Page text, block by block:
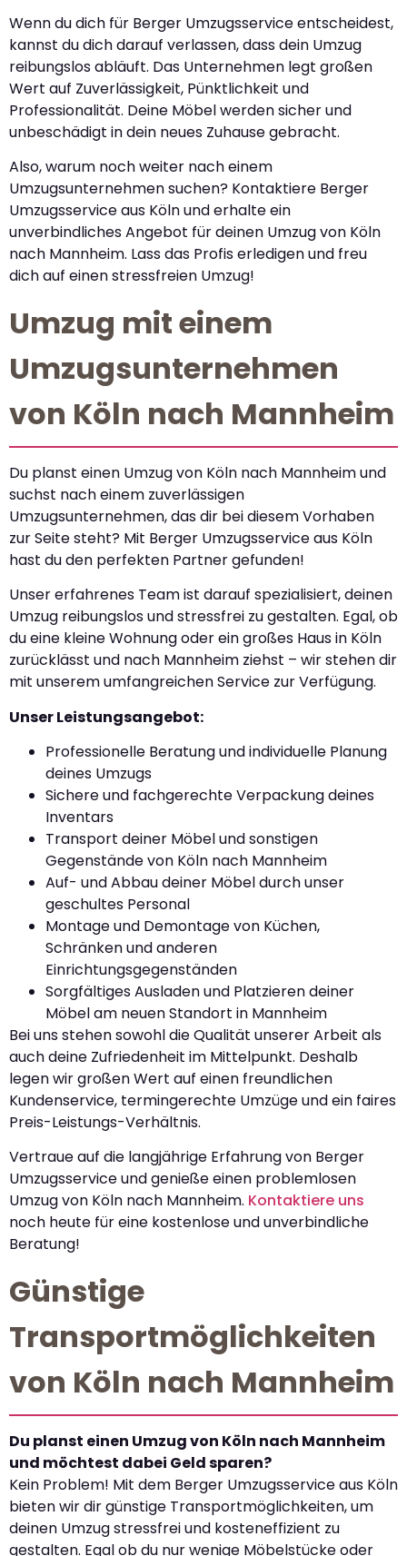
Wenn du dich für Berger Umzugsservice entscheidest,
kannst du dich darauf verlassen, dass dein Umzug
reibungslos abläuft. Das Unternehmen legt großen
Wert auf Zuverlässigkeit, Pünktlichkeit und
Professionalität. Deine Möbel werden sicher und
unbeschädigt in dein neues Zuhause gebracht.
Also, warum noch weiter nach einem
Umzugsunternehmen suchen? Kontaktiere Berger
Umzugsservice aus Köln und erhalte ein
unverbindliches Angebot für deinen Umzug von Köln
nach Mannheim. Lass das Profis erledigen und freu
dich auf einen stressfreien Umzug!
Umzug mit einem
Umzugsunternehmen
von Köln nach Mannheim
Du planst einen Umzug von Köln nach Mannheim und
suchst nach einem zuverlässigen
Umzugsunternehmen, das dir bei diesem Vorhaben
zur Seite steht? Mit Berger Umzugsservice aus Köln
hast du den perfekten Partner gefunden!
Unser erfahrenes Team ist darauf spezialisiert, deinen
Umzug reibungslos und stressfrei zu gestalten. Egal, ob
du eine kleine Wohnung oder ein großes Haus in Köln
zurücklässt und nach Mannheim ziehst – wir stehen dir
mit unserem umfangreichen Service zur Verfügung.
Unser Leistungsangebot:
Professionelle Beratung und individuelle Planung
deines Umzugs
Sichere und fachgerechte Verpackung deines
Inventars
Transport deiner Möbel und sonstigen
Gegenstände von Köln nach Mannheim
Auf- und Abbau deiner Möbel durch unser
geschultes Personal
Montage und Demontage von Küchen,
Schränken und anderen
Einrichtungsgegenständen
Sorgfältiges Ausladen und Platzieren deiner
Möbel am neuen Standort in Mannheim
Bei uns stehen sowohl die Qualität unserer Arbeit als
auch deine Zufriedenheit im Mittelpunkt. Deshalb
legen wir großen Wert auf einen freundlichen
Kundenservice, termingerechte Umzüge und ein faires
Preis-Leistungs-Verhältnis.
Vertraue auf die langjährige Erfahrung von Berger
Umzugsservice und genieße einen problemlosen
Umzug von Köln nach Mannheim. Kontaktiere uns
noch heute für eine kostenlose und unverbindliche
Beratung!
Günstige
Transportmöglichkeiten
von Köln nach Mannheim
Du planst einen Umzug von Köln nach Mannheim
und möchtest dabei Geld sparen?
Kein Problem! Mit dem Berger Umzugsservice aus Köln
bieten wir dir günstige Transportmöglichkeiten, um
deinen Umzug stressfrei und kosteneffizient zu
gestalten. Egal ob du nur wenige Möbelstücke oder